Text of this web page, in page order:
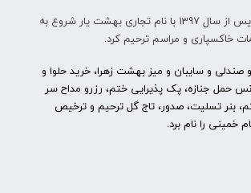
شرکت آراد باتاب پردیس از سال 1397 با نام تجاری بهشت یار شروع به
خاکسپاری و مراسم ترحیم کرد.
و سایبان و میز بهشت زهرا، خرید حلوا و
حمل جنازه، پک پذیرایی ختم، رزرو مداح سر
ختم، بنر تسلیت، صدور، تاج گل ترحیم و ترخیص
خمینی را نام برد.